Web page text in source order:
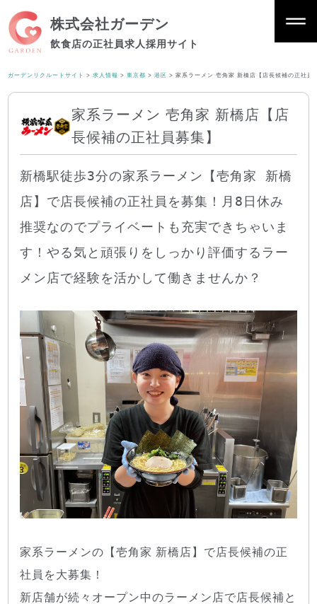
株式会社ガーデン
飲食店の正社員求人採用サイト
ガーデンリクルートサイト >求人情報 >東京都 >港区 >家系ラーメン 壱角家 新橋店【店長候補の正社員
家系ラーメン 壱角家 新橋店【店
長候補の正社員募集】
新橋駅徒歩3分の家系ラーメン【壱角家 新橋
店】で店長候補の正社員を募集！月8日休み
推奨なのでプライベートも充実できちゃいま
す！やる気と頑張りをしっかり評価するラー
メン店で経験を活かして働きませんか？
家系ラーメンの【壱角家 新橋店】で店長候補の正
社員を大募集！
新店舗が続々オープン中のラーメン店で店長候補と